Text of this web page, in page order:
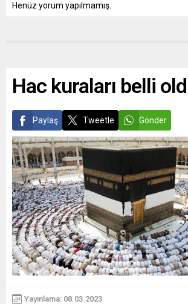
Henüz yorum yapılmamış.
Hac kuraları belli
Paylaş Tweetle Gönder
Yayınlama: 08.03.2023